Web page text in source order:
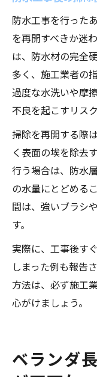
防水工事を行った
を再開すべきか迷
は、防水材の完全
多く、施工業者の
過度な水洗いや摩
不良を起こすリス
掃除を再開する際
く表面の埃を除去
行う場合は、防水
の水量にとどめる
間は、強いブラシ
す。
実際に、工事後す
しまった例も報告
方法は、必ず施工
心がけましょう。
ベランダ